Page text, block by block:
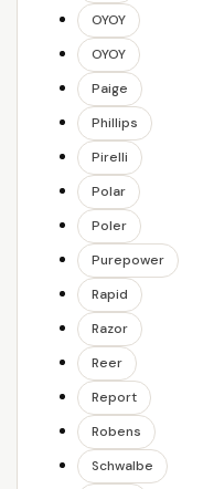
OYOY
OYOY
Paige
Phillips
Pirelli
Polar
Poler
Purepower
Rapid
Razor
Reer
Report
Robens
Schwalbe